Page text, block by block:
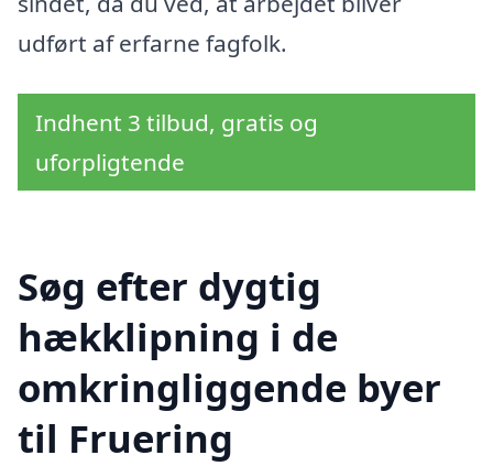
udført af erfarne fagfolk.
Indhent 3 tilbud, gratis og
uforpligtende
Søg efter dygtig
hækklipning i de
omkringliggende byer
til Fruering